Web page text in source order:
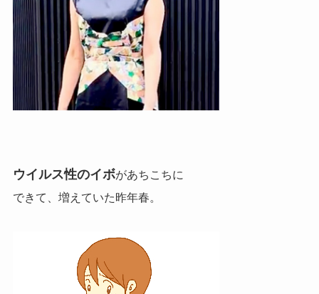
ウイルス性のイボがあちこちに
できて、増えていた昨年春。